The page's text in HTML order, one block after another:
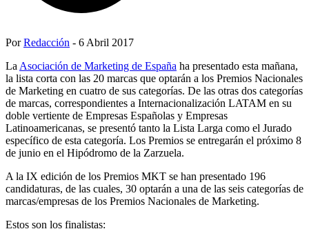
PorRedacción - 6 Abril 2017
La Asociación de Marketing de España ha presentado esta mañana,
la lista corta con las 20 marcas que optarán a los Premios Nacionales
de Marketing en cuatro de sus categorías. De las otras dos categorías
de marcas, correspondientes a Internacionalización LATAM en su
doble vertiente de Empresas Españolas y Empresas
Latinoamericanas, se presentó tanto la Lista Larga como el Jurado
específico de esta categoría. Los Premios se entregarán el próximo 8
de junio en el Hipódromo de la Zarzuela.
A la IX edición de los Premios MKT se han presentado 196
candidaturas, de las cuales, 30 optarán a una de las seis categorías de
marcas/empresas de los Premios Nacionales de Marketing.
Estos son los finalistas: